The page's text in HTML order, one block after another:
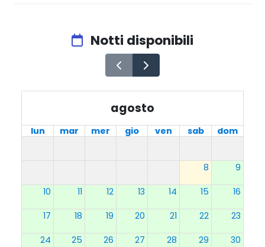
Notti disponibili
agosto
lun mar mer gio ven sab dom
8 9
10 11 12 13 14 15 16
17 18 19 20 21 22 23
24 25 26 27 28 29 30